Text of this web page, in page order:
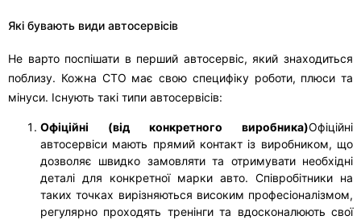
Які бувають види автосервісів
Не варто поспішати в перший автосервіс, який знаходиться
поблизу. Кожна СТО має свою специфіку роботи, плюси та
мінуси. Існують такі типи автосервісів:
Офіційні (від конкретного виробника)Офіційні
автосервіси мають прямий контакт із виробником, що
дозволяє швидко замовляти та отримувати необхідні
деталі для конкретної марки авто. Співробітники на
таких точках вирізняються високим професіоналізмом,
регулярно проходять тренінги та вдосконалюють свої